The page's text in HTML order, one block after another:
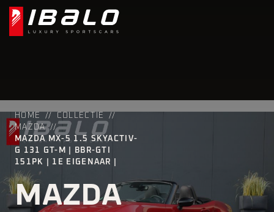
HOME
COLLECTIE
MAZDA
MAZDA MX-5 1.5 SKYACTIV-
G 131 GT-M | BBR-GTI
151PK | 1E EIGENAAR |
MAZDA